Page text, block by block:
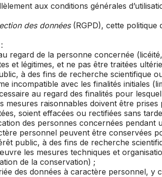
aux conditions générales
des données(RGPD), cette politique
regard de la personne concernée
et légitimes, et ne pas être traitées
à des fins de recherche scientifique
incompatible avec les finalités initiales
au regard des finalités pour
mesures raisonnables doivent être
soient effacées ou rectifiées sans
des personnes concernées
personnel peuvent être conservées
public, à des fins de recherche
les mesures techniques et
de la conservation) ;
des données à caractère personnel,